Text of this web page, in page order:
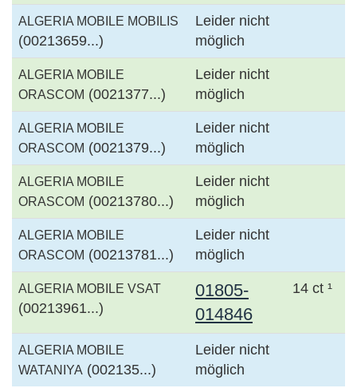
ALGERIA MOBILE MOBILIS
(00213659...)
Leider nicht
möglich
ALGERIA MOBILE
ORASCOM (0021377...)
Leider nicht
möglich
ALGERIA MOBILE
ORASCOM (0021379...)
Leider nicht
möglich
ALGERIA MOBILE
ORASCOM (00213780...)
Leider nicht
möglich
ALGERIA MOBILE
ORASCOM (00213781...)
Leider nicht
möglich
ALGERIA MOBILE VSAT
(00213961...)
01805-
014846
14 ct ¹
ALGERIA MOBILE
WATANIYA (002135...)
Leider nicht
möglich